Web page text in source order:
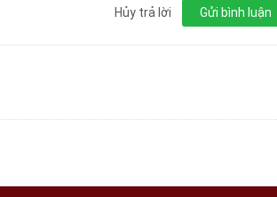
Gửi bình luận
Hủy trả lời